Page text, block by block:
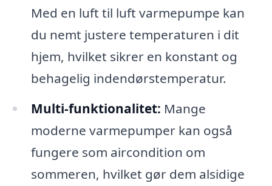
Med en luft til luft varmepumpe kan
du nemt justere temperaturen i dit
hjem, hvilket sikrer en konstant og
behagelig indendørstemperatur.
Multi-funktionalitet: Mange
moderne varmepumper kan også
fungere som aircondition om
sommeren, hvilket gør dem alsidige